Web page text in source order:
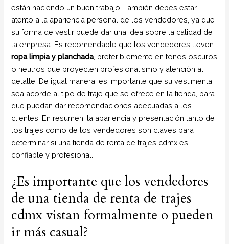
están haciendo un buen trabajo. También debes estar
atento a la apariencia personal de los vendedores, ya que
su forma de vestir puede dar una idea sobre la calidad de
la empresa. Es recomendable que los vendedores lleven
ropa limpia y planchada, preferiblemente en tonos oscuros
o neutros que proyecten profesionalismo y atención al
detalle. De igual manera, es importante que su vestimenta
sea acorde al tipo de traje que se ofrece en la tienda, para
que puedan dar recomendaciones adecuadas a los
clientes. En resumen, la apariencia y presentación tanto de
los trajes como de los vendedores son claves para
determinar si una tienda de renta de trajes cdmx es
confiable y profesional.
¿Es importante que los vendedores
de una tienda de renta de trajes
cdmx vistan formalmente o pueden
ir más casual?